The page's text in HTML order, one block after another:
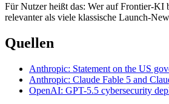
Für Nutzer heißt das: Wer auf Frontier-KI
relevanter als viele klassische Launch-
Quellen
Anthropic: Statement on the US
Anthropic: Claude Fable 5 and
OpenAI: GPT-5.5 cybersecurity